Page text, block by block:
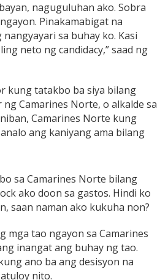
naguguluhan ako. Sobra
Pinakamabigat na
sa buhay ko. Kasi
neto ng candidacy,” saad ng
kung tatakbo ba siya bilang
Camarines Norte, o alkalde sa
Camarines Norte kung
ang kaniyang ama bilang
sa Camarines Norte bilang
ako doon sa gastos. Hindi ko
saan naman ako kukuha non?
mga tao ngayon sa Camarines
inangat ang buhay ng tao.
ano ba ang desisyon na
nito.